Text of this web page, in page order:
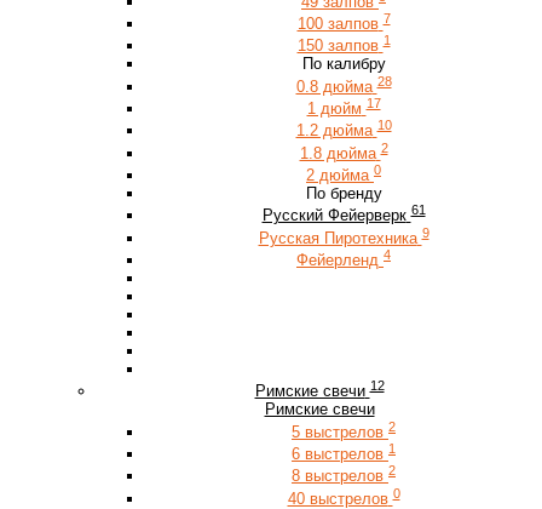
100 залпов 7
150 залпов 1
По калибру
0.8 дюйма 28
1 дюйм 17
1.2 дюйма 10
1.8 дюйма 2
2 дюйма 0
По бренду
Русский Фейерверк 61
Русская Пиротехника 9
Фейерленд 4
Римские свечи 12
Римские свечи
5 выстрелов 2
6 выстрелов 1
8 выстрелов 2
40 выстрелов 0